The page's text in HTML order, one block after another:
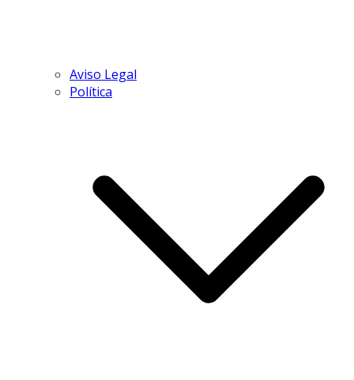
Aviso Legal
Política